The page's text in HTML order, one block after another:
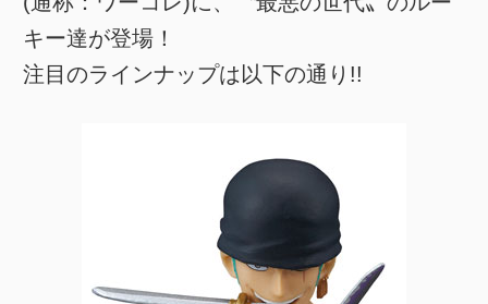
キー達が登場！
注目のラインナップは以下の通り!!